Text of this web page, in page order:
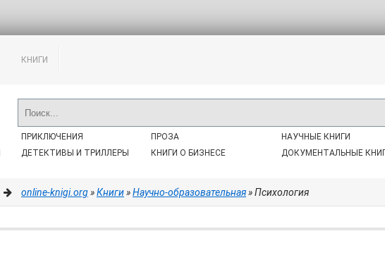
КНИГИ
ПРИКЛЮЧЕНИЯ
ДЕТЕКТИВЫ И ТРИЛЛЕРЫ
ПРОЗА
КНИГИ О БИЗНЕСЕ
НАУЧНЫЕ КНИГИ
ДОКУМЕНТАЛЬНЫЕ
online-knigi.org»Книги»Научно-образовательная» Психология